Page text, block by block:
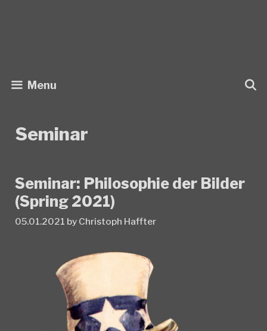
Menu
Seminar
Seminar: Philosophie der Bilder
(Spring 2021)
05.01.2021 by Christoph Haffter